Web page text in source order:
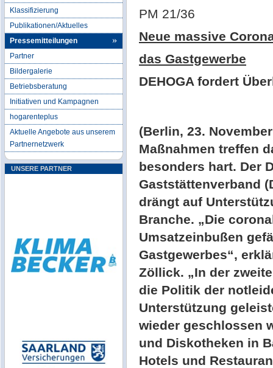
Klassifizierung
Publikationen/Aktuelles
Pressemitteilungen
Partner
Bildergalerie
Betriebsberatung
Initiativen und Kampagnen
hogarenteplus
Aktuelle Angebote aus unserem
Partnernetzwerk
UNSERE PARTNER
PM 21/36
Neue massive
das Gastgewerbe
DEHOGA fordert
(Berlin, 23.
Maßnahmen treffen
besonders hart. Der
Gaststättenverband
drängt auf
Branche. „Die
Umsatzeinbußen
Gastgewerbes“,
Zöllick. „In der
die Politik der
Unterstützung
wieder geschlossen
und Diskotheken in
Hotels und